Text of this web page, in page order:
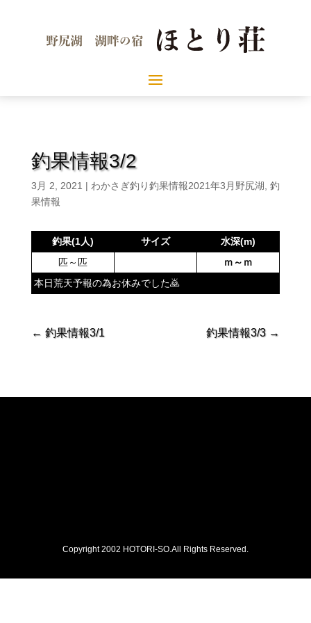
釣果情報3/2
3月 2, 2021 | わかさぎ釣り釣果情報2021年3月野尻湖 釣
果情報
釣果(1人) サイズ
水深(m)
匹～匹
ｍ～ｍ
本日荒天予報の為お休みでした🙇
← 釣果情報3/1 釣果情報3/3 →
Copyright 2002 HOTORI-SO.All Rights Reserved.